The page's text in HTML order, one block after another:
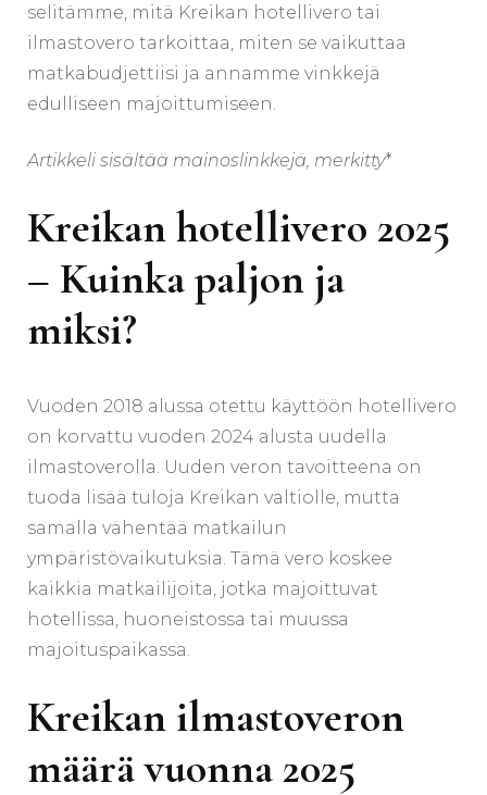
selitämme, mitä Kreikan hotellivero tai
ilmastovero tarkoittaa, miten se vaikuttaa
matkabudjettiisi ja annamme vinkkejä
edulliseen majoittumiseen.
Artikkeli sisältää mainoslinkkejä, merkitty*
Kreikan hotellivero 2025
– Kuinka paljon ja
miksi?
Vuoden 2018 alussa otettu käyttöön hotellivero
on korvattu vuoden 2024 alusta uudella
ilmastoverolla. Uuden veron tavoitteena on
tuoda lisää tuloja Kreikan valtiolle, mutta
samalla vähentää matkailun
ympäristövaikutuksia. Tämä vero koskee
kaikkia matkailijoita, jotka majoittuvat
hotellissa, huoneistossa tai muussa
majoituspaikassa.
Kreikan ilmastoveron
määrä vuonna 2025